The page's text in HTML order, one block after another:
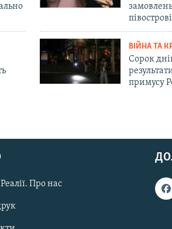
півострові
ВІЙНА ТА
Сорок
примусу
Про нас